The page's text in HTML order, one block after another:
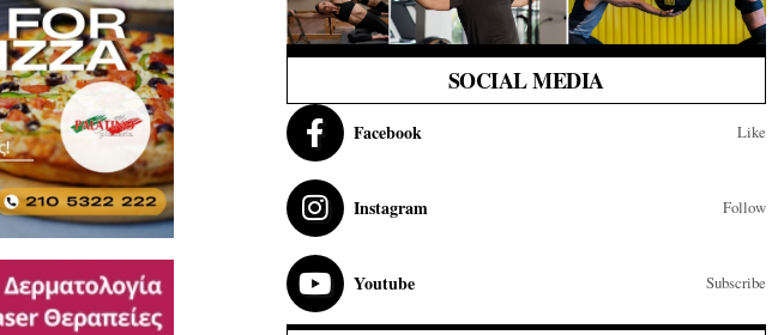
SOCIAL MEDIA
Facebook Like
Instagram Follow
Youtube Subscribe